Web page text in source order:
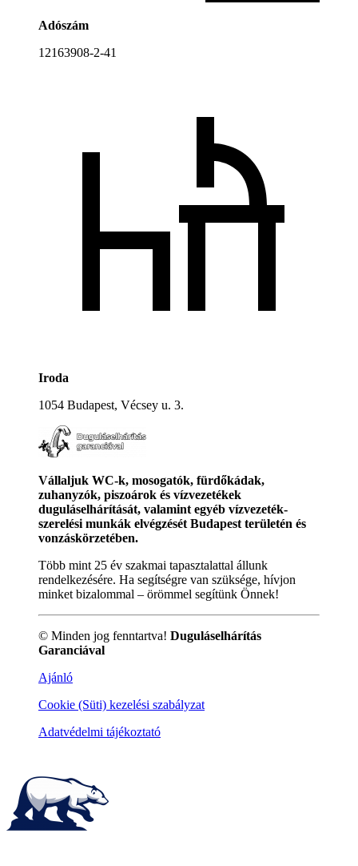
Adószám
12163908-2-41
Iroda
1054 Budapest, Vécsey u. 3.
Vállaljuk WC-k, mosogatók, fürdőkádak,
zuhanyzók, piszoárok és vízvezetékek
duguláselhárítását, valamint egyéb vízvezeték-
szerelési munkák elvégzését Budapest területén és
vonzáskörzetében.
Több mint 25 év szakmai tapasztalattal állunk
rendelkezésére. Ha segítségre van szüksége, hívjon
minket bizalommal – örömmel segítünk Önnek!
© Minden jog fenntartva! Duguláselhárítás
Garanciával
Ajánló
Cookie (Süti) kezelési szabályzat
Adatvédelmi tájékoztató